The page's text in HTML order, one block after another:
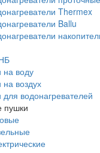
Thermex
Ballu
на воду
на воздух
для водонагревателей
пушки